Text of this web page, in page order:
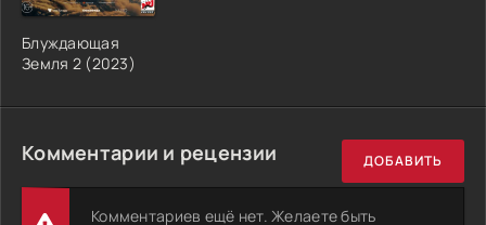
Блуждающая
Земля 2 (2023)
Комментарии и рецензии ДОБАВИТЬ
Комментариев ещё нет. Желаете быть